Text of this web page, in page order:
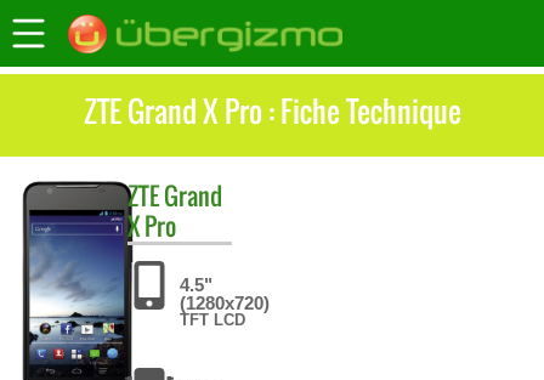
ZTE Grand X Pro : Fiche Technique
ZTEGrand
X Pro
4.5"
(1280x720)
TFT LCD